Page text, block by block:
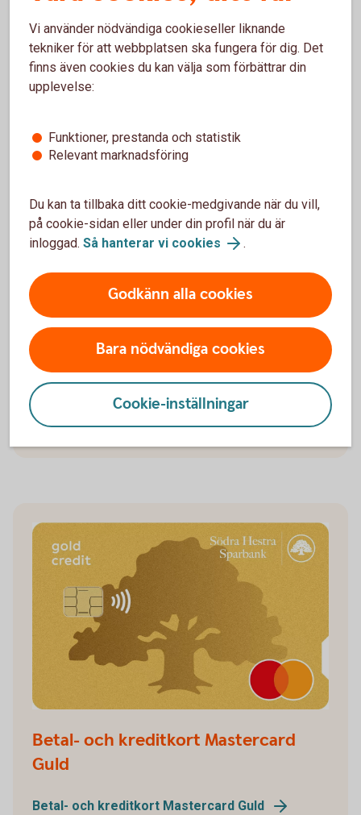
Våra kreditkort
Betal- och kreditkort Mastercard
Betal- och kreditkort Mastercard
Betal- och kreditkort Mastercard
Guld
Betal- och kreditkort Mastercard Guld
Vi använder nödvändiga cookieseller liknande
tekniker för att webbplatsen ska fungera för dig. Det
finns även cookies du kan välja som förbättrar din
upplevelse:
Funktioner, prestanda och statistik
Relevant marknadsföring
Du kan ta tillbaka ditt cookie-medgivande när du vill,
på cookie-sidan eller under din profil när du är
inloggad. Så hanterar vi cookies .
Godkänn alla cookies
Bara nödvändiga cookies
Cookie-inställningar